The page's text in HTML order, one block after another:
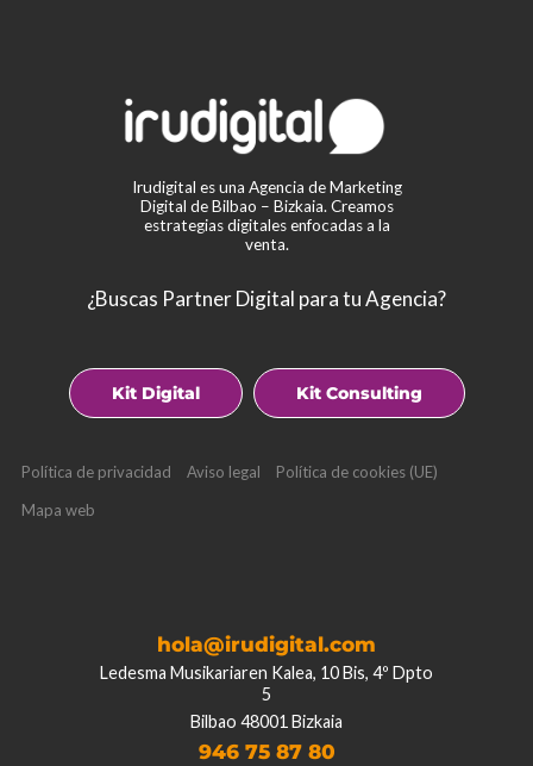
Irudigital es una Agencia de Marketing
Digital de Bilbao – Bizkaia. Creamos
estrategias digitales enfocadas a la
venta.
¿Buscas Partner Digital para tu Agencia?
Kit Digital Kit Consulting
Política de privacidad Aviso legal
Política de cookies (UE)
Mapa web
hola@irudigital.com
Ledesma Musikariaren Kalea, 10 Bis, 4º Dpto
5
Bilbao 48001 Bizkaia
946 75 87 80